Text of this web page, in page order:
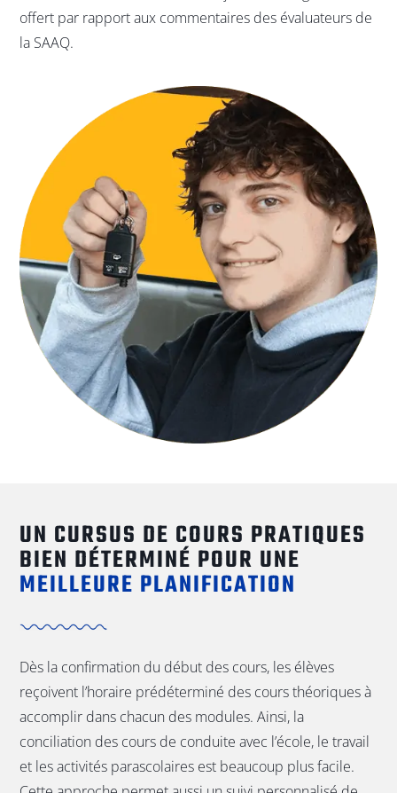
offert par rapport aux commentaires des évaluateurs de
la SAAQ.
UN CURSUS DE COURS PRATIQUES
BIEN DÉTERMINÉ POUR UNE
MEILLEURE PLANIFICATION
Dès la confirmation du début des cours, les élèves
reçoivent l’horaire prédéterminé des cours théoriques à
accomplir dans chacun des modules. Ainsi, la
conciliation des cours de conduite avec l’école, le travail
et les activités parascolaires est beaucoup plus facile.